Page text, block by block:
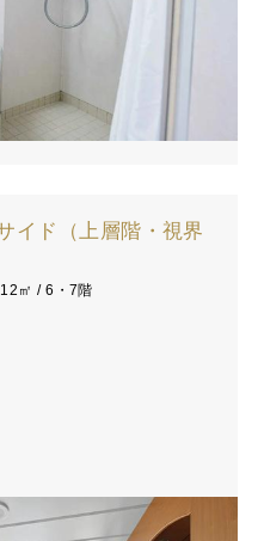
イド（上層階・視界
㎡ / 6・7階